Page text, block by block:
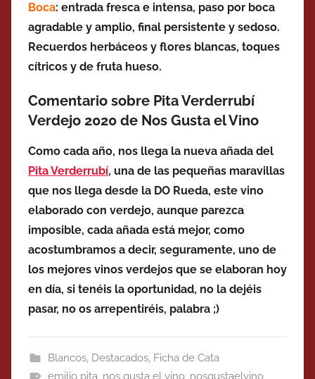
Boca: entrada fresca e intensa, paso por boca
agradable y amplio, final persistente y sedoso.
Recuerdos herbáceos y flores blancas, toques
cítricos y de fruta hueso.
Comentario sobre Pita Verderrubí
Verdejo 2020 de Nos Gusta el Vino
Como cada año, nos llega la nueva añada del
Pita Verderrubí, una de las pequeñas maravillas
que nos llega desde la DO Rueda, este vino
elaborado con verdejo, aunque parezca
imposible, cada añada está mejor, como
acostumbramos a decir, seguramente, uno de
los mejores vinos verdejos que se elaboran hoy
en día, si tenéis la oportunidad, no la dejéis
pasar, no os arrepentiréis, palabra ;)
Blancos, Destacados, Ficha de Cata